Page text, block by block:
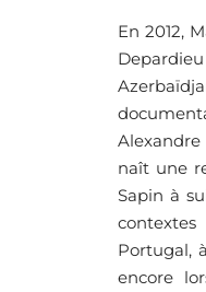
En 2012,
naît une
Sapin à
Portugal,
encore